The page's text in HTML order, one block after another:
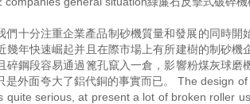
們十分注重企業產品制砂機質量和發展的同時
幾年快速崛起并且在際市場上有所建樹的制砂
碎鋼段容易通過篦孔竄入一倉，影響粉煤灰球
是外面夸大了鋁代銅的事實而已。 The design
quite serious, at present a lot of broken roller